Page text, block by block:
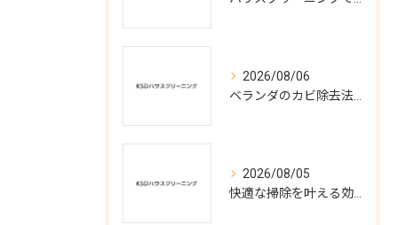
2026/08/06
2026/08/05